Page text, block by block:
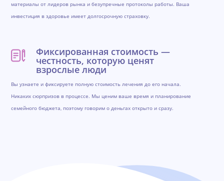
материалы от лидеров рынка и безупречные протоколы работы. Ваша
инвестиция в здоровье имеет долгосрочную страховку.
Фиксированная стоимость —
честность, которую ценят
взрослые люди
Вы узнаете и фиксируете полную стоимость лечения до его начала.
Никаких сюрпризов в процессе. Мы ценим ваше время и планирование
семейного бюджета, поэтому говорим о деньгах открыто и сразу.